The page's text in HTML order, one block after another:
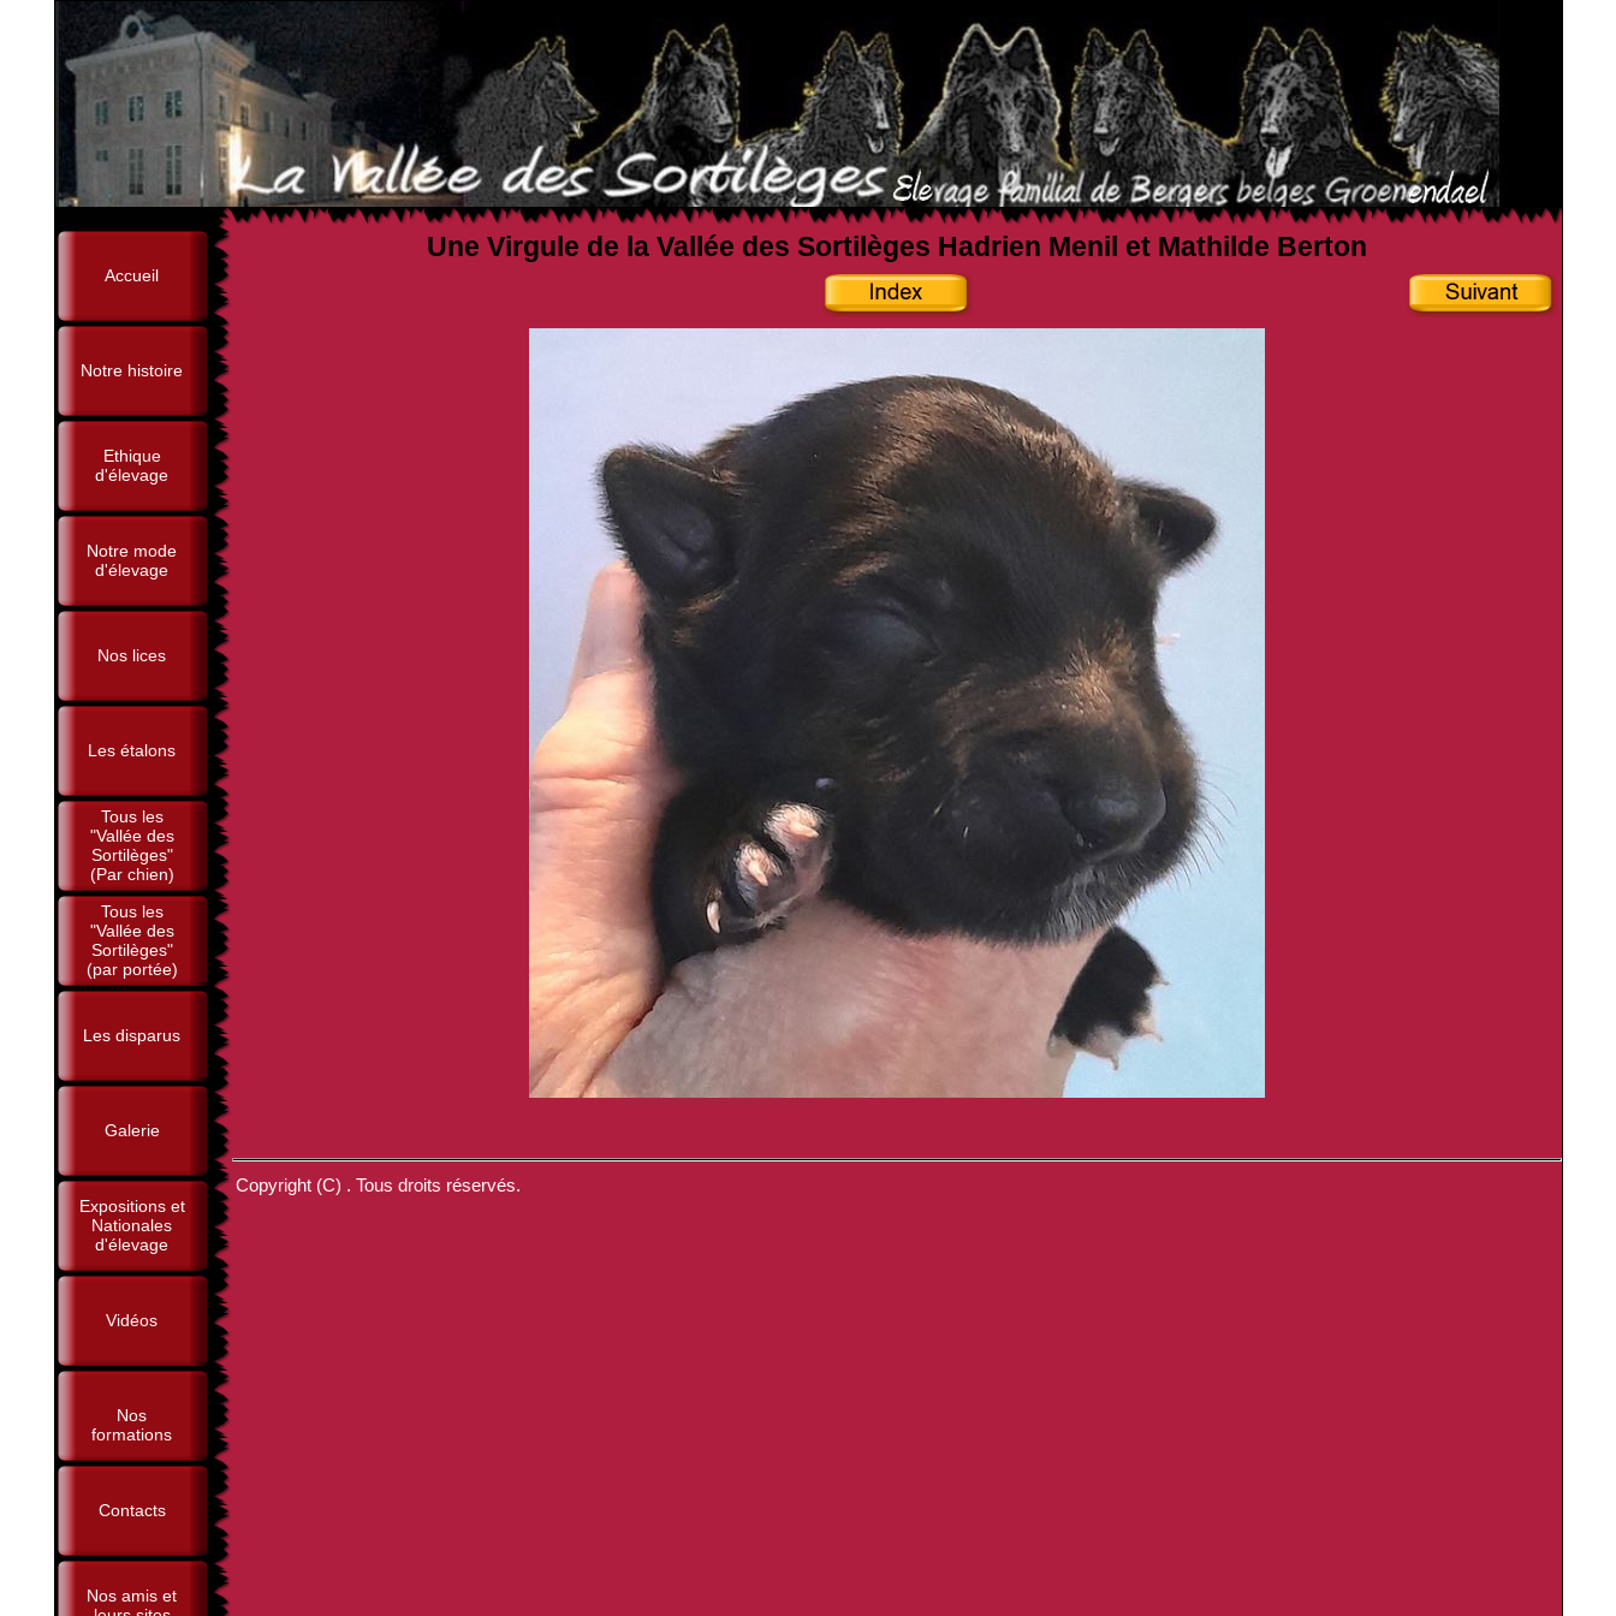
Accueil
Notre histoire
Ethique
d'élevage
Notre mode
d'élevage
Nos lices
Les étalons
Tous les
"Vallée des
Sortilèges"
(Par chien)
Tous les
"Vallée des
Sortilèges"
(par portée)
Les disparus
Galerie
Expositions et
Nationales
d'élevage
Vidéos
Nos
formations
Contacts
Nos amis et
Une Virgule de la Vallée des Sortilèges Hadrien Menil et Mathilde Berton
Copyright (C) . Tous droits réservés.